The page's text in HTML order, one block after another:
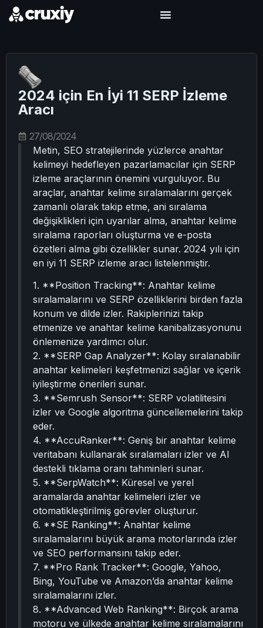
2024 için En İyi 11 SERP İzleme
Aracı
27/08/2024
Metin, SEO stratejilerinde yüzlerce anahtar
kelimeyi hedefleyen pazarlamacılar için SERP
izleme araçlarının önemini vurguluyor. Bu
araçlar, anahtar kelime sıralamalarını gerçek
zamanlı olarak takip etme, ani sıralama
değişiklikleri için uyarılar alma, anahtar kelime
sıralama raporları oluşturma ve e-posta
özetleri alma gibi özellikler sunar. 2024 yılı için
en iyi 11 SERP izleme aracı listelenmiştir.
1. **Position Tracking**: Anahtar kelime
sıralamalarını ve SERP özelliklerini birden fazla
konum ve dilde izler. Rakiplerinizi takip
etmenize ve anahtar kelime kanibalizasyonunu
önlemenize yardımcı olur.
2. **SERP Gap Analyzer**: Kolay sıralanabilir
anahtar kelimeleri keşfetmenizi sağlar ve içerik
iyileştirme önerileri sunar.
3. **Semrush Sensor**: SERP volatilitesini
izler ve Google algoritma güncellemelerini takip
eder.
4. **AccuRanker**: Geniş bir anahtar kelime
veritabanı kullanarak sıralamaları izler ve AI
destekli tıklama oranı tahminleri sunar.
5. **SerpWatch**: Küresel ve yerel
aramalarda anahtar kelimeleri izler ve
otomatikleştirilmiş görevler oluşturur.
6. **SE Ranking**: Anahtar kelime
sıralamalarını büyük arama motorlarında izler
ve SEO performansını takip eder.
7. **Pro Rank Tracker**: Google, Yahoo,
Bing, YouTube ve Amazon’da anahtar kelime
sıralamalarını izler.
8. **Advanced Web Ranking**: Birçok arama
motoru ve ülkede anahtar kelime sıralamalarını